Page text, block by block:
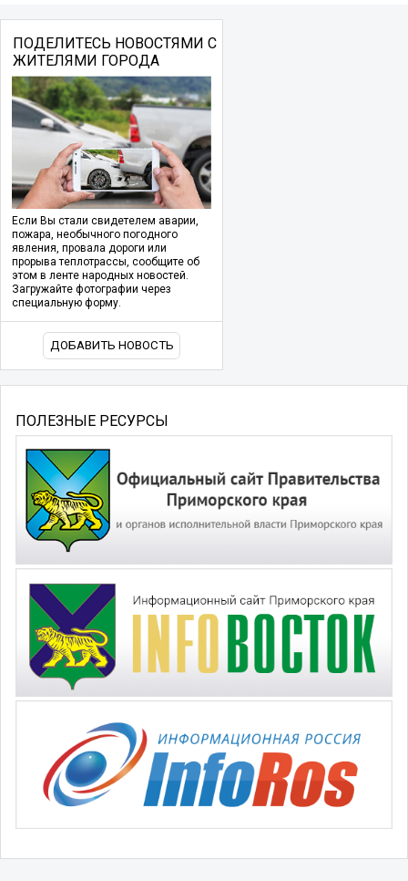
ПОДЕЛИТЕСЬ НОВОСТЯМИ С
ЖИТЕЛЯМИ ГОРОДА
Если Вы стали свидетелем аварии,
пожара, необычного погодного
явления, провала дороги или
прорыва теплотрассы, сообщите об
этом в ленте народных новостей.
Загружайте фотографии через
специальную форму.
ДОБАВИТЬ НОВОСТЬ
ПОЛЕЗНЫЕ РЕСУРСЫ